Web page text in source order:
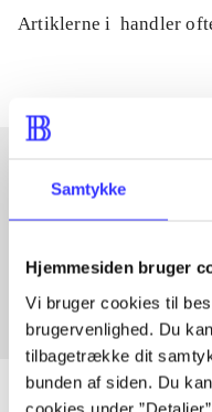
Samtykke
Hjemmesiden bruger
Vi bruger cookies til
brugervenlighed. Du
tilbagetrække dit
bunden af siden. Du
cookies under ”Detaljer”.
Artiklerne i handler
Artikler med